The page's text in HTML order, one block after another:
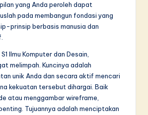
yang Anda peroleh dapat
pada membangun fondasi yang
prinsip berbasis manusia dan
Ilmu Komputer dan Desain,
melimpah. Kuncinya adalah
unik Anda dan secara aktif mencari
kekuatan tersebut dihargai. Baik
atau menggambar wireframe,
Tujuannya adalah menciptakan